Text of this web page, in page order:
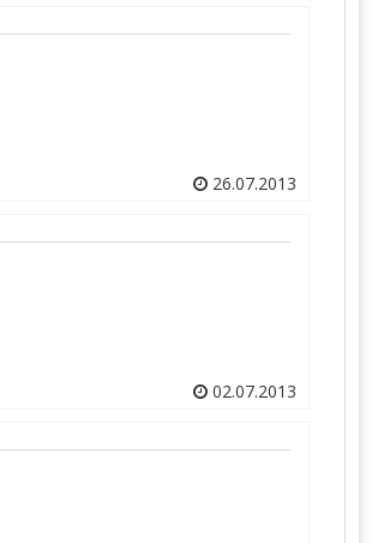
26.07.2013
02.07.2013